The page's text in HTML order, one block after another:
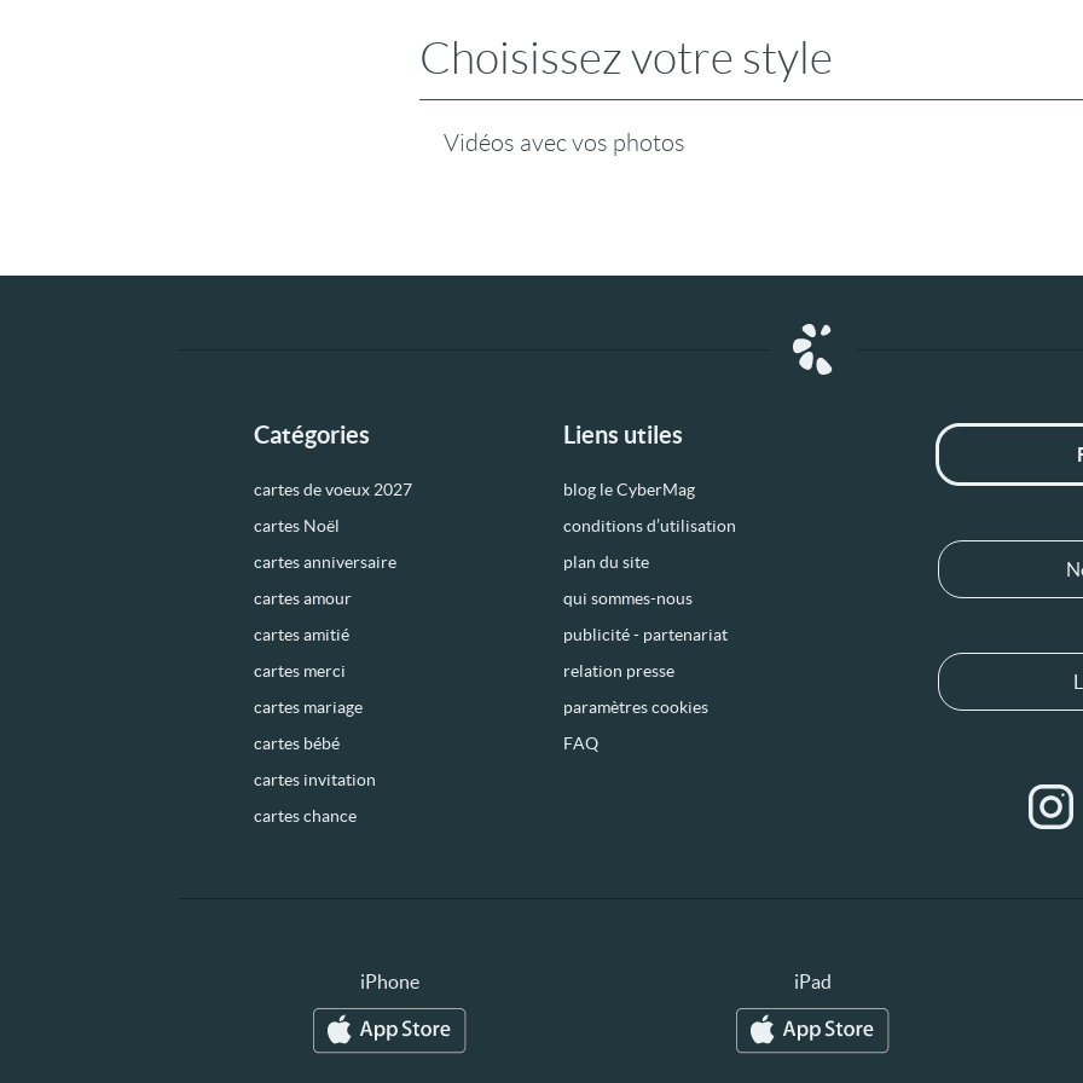
Choisissez votre style
Vidéos avec vos photos
Catégories
cartes de voeux 2027
cartes Noël
cartes anniversaire
cartes amour
cartes amitié
cartes merci
cartes mariage
cartes bébé
cartes invitation
cartes chance
Liens utiles
blog le CyberMag
conditions d’utilisation
plan du site
qui sommes-nous
publicité - partenariat
relation presse
paramètres cookies
FAQ
iPhone iPad